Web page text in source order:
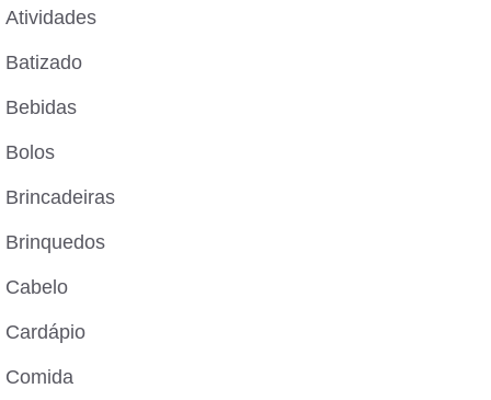
Atividades
Batizado
Bebidas
Bolos
Brincadeiras
Brinquedos
Cabelo
Cardápio
Comida